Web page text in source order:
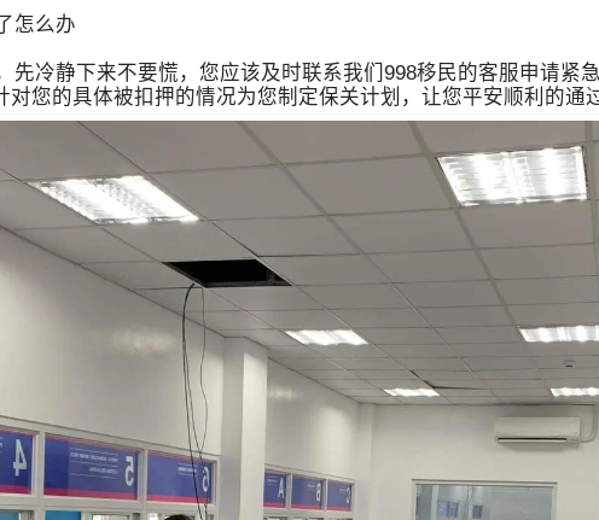
怎么办
冷静下来不要慌，您应该及时联系我们998移民的客服申请紧
您的具体被扣押的情况为您制定保关计划，让您平安顺利的通